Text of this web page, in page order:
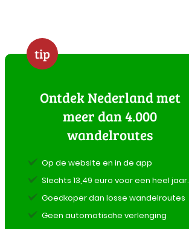
tip
Ontdek Nederland met
meer dan 4.000
wandelroutes
Op de website en in de app
Slechts 13,49 euro voor een heel jaar.
Goedkoper dan losse wandelroutes
Geen automatische verlenging